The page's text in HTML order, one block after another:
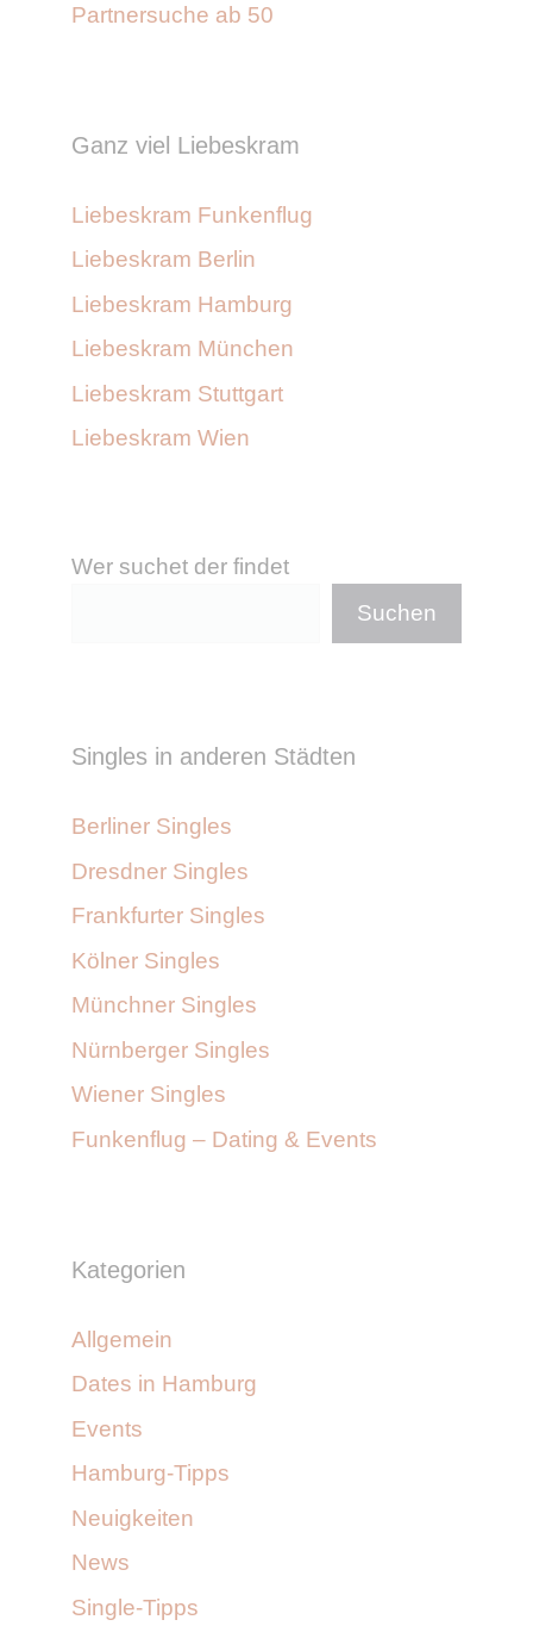
Partnersuche ab 50
Ganz viel Liebeskram
Liebeskram Funkenflug
Liebeskram Berlin
Liebeskram Hamburg
Liebeskram München
Liebeskram Stuttgart
Liebeskram Wien
Wer suchet der findet
Suchen
Singles in anderen Städten
Berliner Singles
Dresdner Singles
Frankfurter Singles
Kölner Singles
Münchner Singles
Nürnberger Singles
Wiener Singles
Funkenflug – Dating & Events
Kategorien
Allgemein
Dates in Hamburg
Events
Hamburg-Tipps
Neuigkeiten
News
Single-Tipps